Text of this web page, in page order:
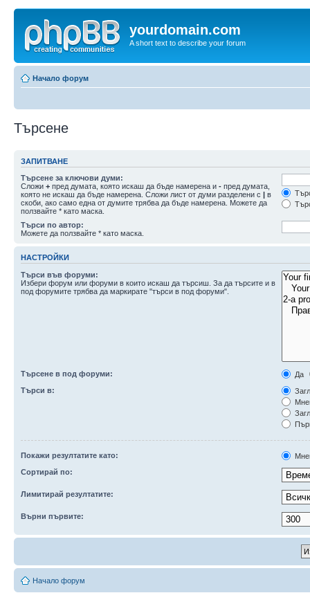
yourdomain.com
A short text to describe your forum
Начало форум
Търсене
ЗАПИТВАНЕ
Търсене за ключови думи:
Сложи + пред думата, която искаш да бъде намерена и - пред думата,
която не искаш да бъде намерена. Сложи лист от думи разделени с | в
скоби, ако само една от думите трябва да бъде намерена. Можете да
ползвайте * като маска.
Търси по автор:
Можете да ползвайте * като маска.
НАСТРОЙКИ
Търси във форуми:
Избери форум или форуми в които искаш да търсиш. За да търсите и в
под форумите трябва да маркирате "търси в под форуми".
Търсене в под форуми:
Да
Търси в:
Покажи резултатите като:
Сортирай по:
Лимитирай резултатите:
Върни първите:
Начало форум